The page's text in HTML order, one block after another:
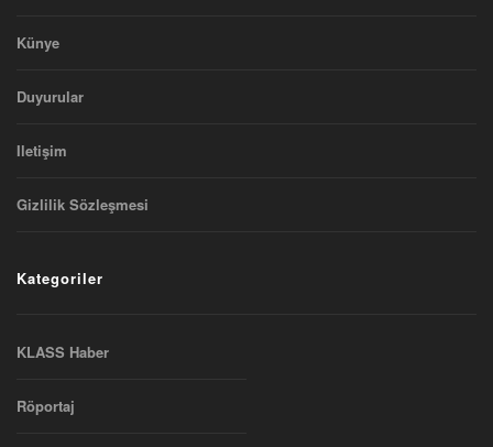
Künye
Duyurular
Iletişim
Gizlilik Sözleşmesi
Kategoriler
KLASS Haber
Röportaj